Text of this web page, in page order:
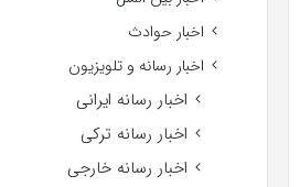
اخبار حوادث
اخبار رسانه و تلویزیون
اخبار رسانه ایرانی
اخبار رسانه ترکی
اخبار رسانه خارجی